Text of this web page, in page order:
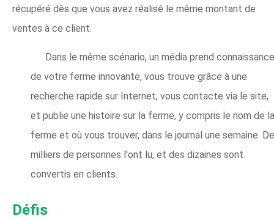
récupéré dès que vous avez réalisé le même montant de
ventes à ce client.
Dans le même scénario, un média prend connaissance
de votre ferme innovante, vous trouve grâce à une
recherche rapide sur Internet, vous contacte via le site,
et publie une histoire sur la ferme, y compris le nom de la
ferme et où vous trouver, dans le journal une semaine.
milliers de personnes l'ont lu, et des dizaines sont
convertis en clients.
Défis